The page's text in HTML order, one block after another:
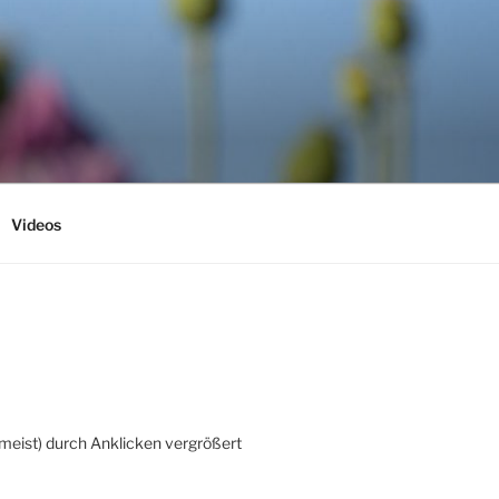
Videos
durch Anklicken vergrößert